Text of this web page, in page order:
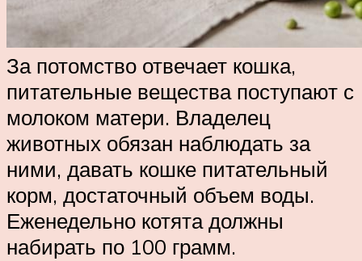
За потомство отвечает кошка,
питательные вещества поступают с
молоком матери. Владелец
животных обязан наблюдать за
ними, давать кошке питательный
корм, достаточный объем воды.
Еженедельно котята должны
набирать по 100 грамм.